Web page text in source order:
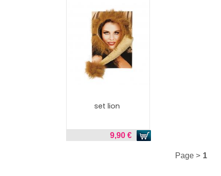
set lion
9,90 €
Page > 1